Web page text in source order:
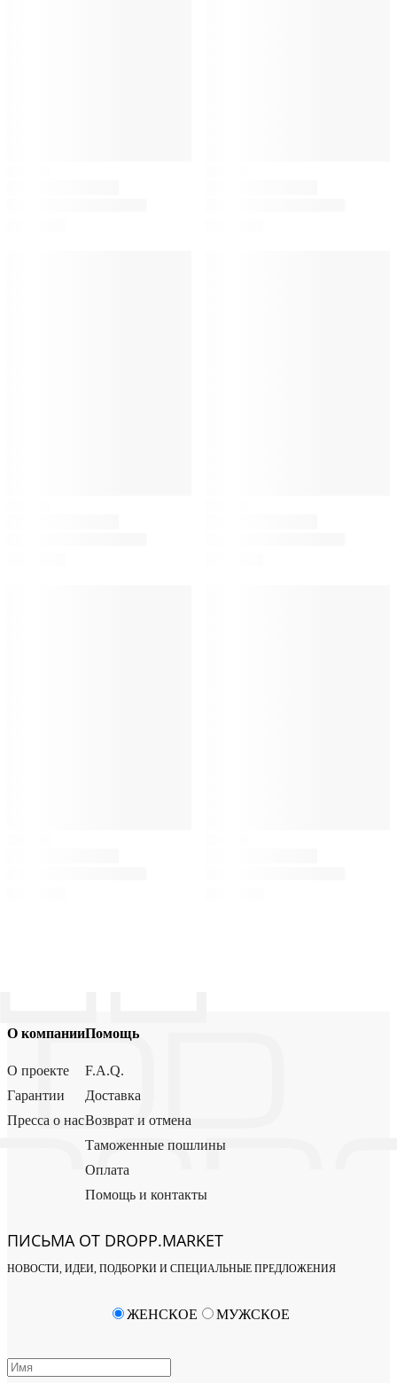
О компании
О проекте
Гарантии
Пресса о нас
Помощь
F.A.Q.
Доставка
Возврат и отмена
Таможенные пошлины
Оплата
Помощь и контакты
ПИСЬМА ОТ DROPP.MARKET
НОВОСТИ, ИДЕИ, ПОДБОРКИ И СПЕЦИАЛЬНЫЕ ПРЕДЛОЖЕНИЯ
ЖЕНСКОЕ МУЖСКОЕ